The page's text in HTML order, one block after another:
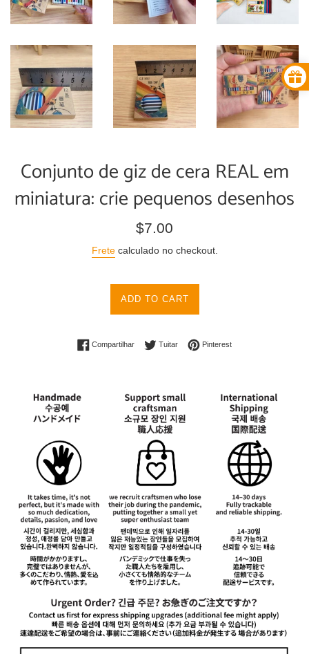
Conjunto de giz de cera REAL em
miniatura: crie pequenos desenhos
Preço
$7.00
Fretecalculado no checkout.
ADD TO CART
CompartilharCompartilhar no Facebook
TuitarTuitar PinterestIncluir como pin no